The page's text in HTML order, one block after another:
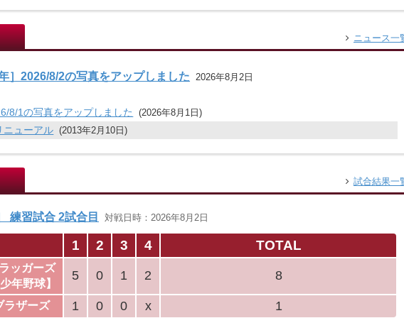
ニュース一
年］2026/8/2の写真をアップしました 2026年8月2日
8/1の写真をアップしました
(2026年8月1日)
ニューアル (2013年2月10日)
試合結果一
練習試合 2試合目 対戦日時：2026年8月2日
1 2 3 4 TOTAL
ッガーズ
年野球】
5 0 1 2 8
ラザーズ 1 0 0 x 1